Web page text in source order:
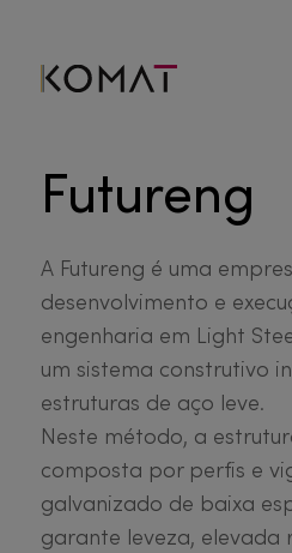
Futureng
A Futureng é uma
desenvolvimento e
engenharia em Light
um sistema construtivo
estruturas de aço leve.
Neste método, a
composta por perfis e
galvanizado de baixa
garante leveza, elevada